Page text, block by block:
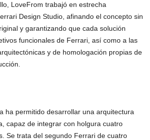
LoveFrom trabajó en estrecha
Design Studio, afinando el concepto sin
y garantizando que cada solución
funcionales de Ferrari, así como a las
y de homologación propias de
ha permitido desarrollar una arquitectura
capaz de integrar con holgura cuatro
Se trata del segundo Ferrari de cuatro